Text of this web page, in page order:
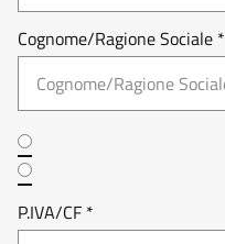
Cognome/Ragione Sociale *
P.IVA/CF *